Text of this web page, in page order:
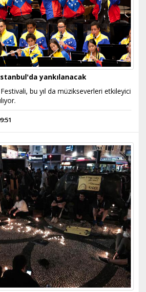
İstanbul'da yankılanacak
bu yıl da müzikseverleri etkileyici